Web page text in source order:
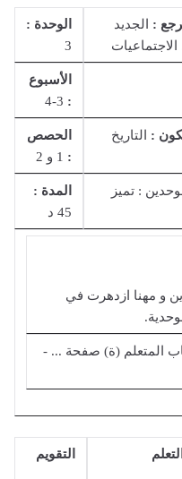
: الجديد
الوحدة :
3
الأسبوع
:
3-4
: التاريخ
الحصص
: 1 و 2
: تميز
المدة :
45 د
و مهنا ازدهرت في
المتعلم (ة) صفحة ... -
التقويم